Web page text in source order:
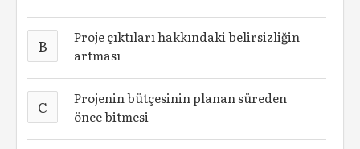
B
Proje çıktıları hakkındaki belirsizliğin
artması
C
Projenin bütçesinin planan süreden
önce bitmesi